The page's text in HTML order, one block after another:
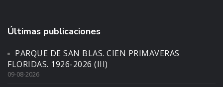
Últimas publicaciones
PARQUE DE SAN BLAS. CIEN PRIMAVERAS
FLORIDAS. 1926-2026 (III)
09-08-2026